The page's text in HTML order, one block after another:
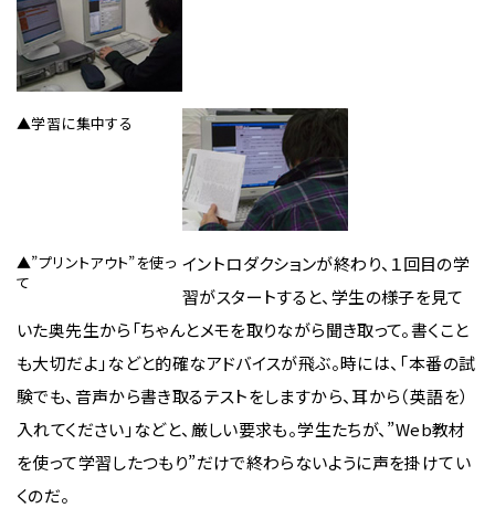
▲学習に集中する
▲”プリントアウト”を使っ
て
イントロダクションが終わり、１回目の学
習がスタートすると、学生の様子を見て
いた奥先生から「ちゃんとメモを取りながら聞き取って。書くこと
も大切だよ」などと的確なアドバイスが飛ぶ。時には、「本番の試
験でも、音声から書き取るテストをしますから、耳から（英語を）
入れてください」などと、厳しい要求も。学生たちが、”Web教材
を使って学習したつもり”だけで終わらないように声を掛けてい
くのだ。